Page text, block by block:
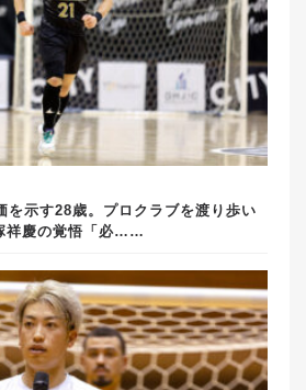
を示す28歳。プロクラブを渡り歩い
祥慶の覚悟「必……